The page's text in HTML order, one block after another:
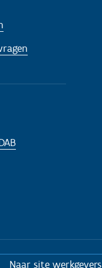
Naar site werkgevers